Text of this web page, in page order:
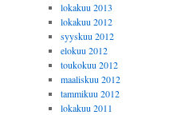
lokakuu 2013
lokakuu 2012
syyskuu 2012
elokuu 2012
toukokuu 2012
maaliskuu 2012
tammikuu 2012
lokakuu 2011